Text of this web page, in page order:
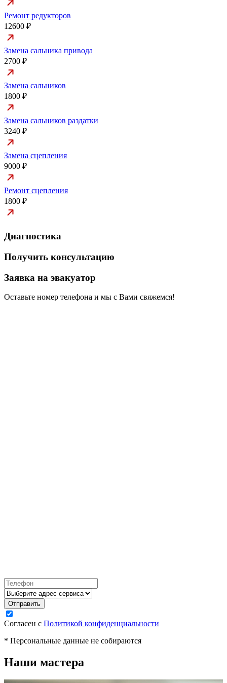
Ремонт редукторов
12600 ₽
Замена сальника привода
2700 ₽
Замена сальников
1800 ₽
Замена сальников раздатки
3240 ₽
Замена сцепления
9000 ₽
Ремонт сцепления
1800 ₽
Диагностика
Получить консультацию
Заявка на эвакуатор
Оставьте номер телефона и мы с Вами свяжемся!
Согласен с Политикой конфиденциальности
* Персональные данные не собираются
Наши мастера